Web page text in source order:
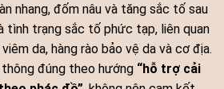
nhang, đốm nâu và tăng sắc tố sau
tình trạng sắc tố phức tạp, liên quan
da, hàng rào bảo vệ da và cơ địa.
đúng theo hướng “hỗ trợ cải